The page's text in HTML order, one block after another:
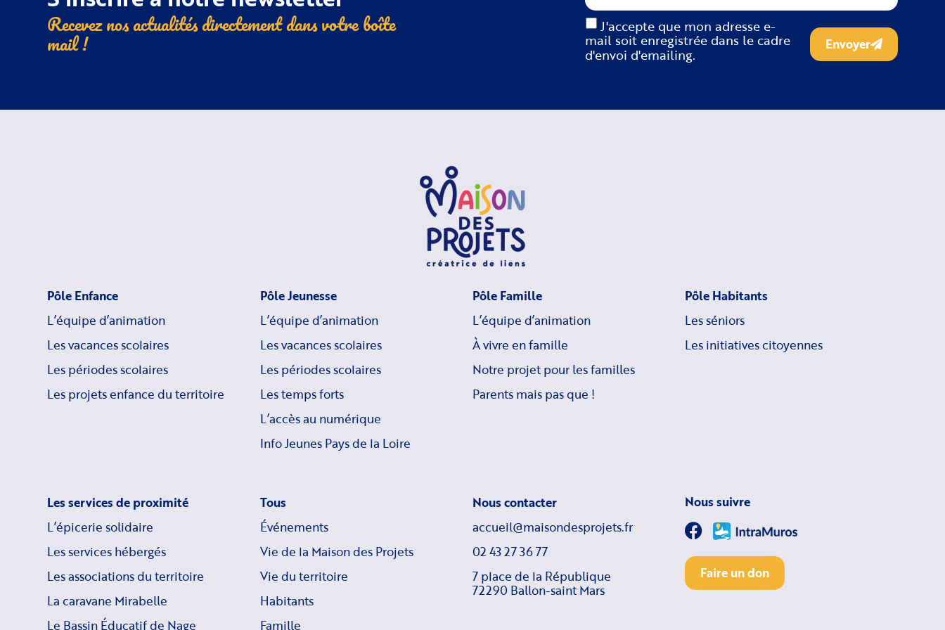
Recevez nos actualités directement dans votre boîte
mail !
J'accepte que mon adresse e-
mail soit enregistrée dans le cadre
d'envoi d'emailing.
Envoyer
Pôle Enfance
L’équipe d’animation
Les vacances scolaires
Les périodes scolaires
Les projets enfance du territoire
Pôle Jeunesse
L’équipe d’animation
Les vacances scolaires
Les périodes scolaires
Les temps forts
L’accès au numérique
Info Jeunes Pays de la Loire
Pôle Famille
L’équipe d’animation
À vivre en famille
Notre projet pour les familles
Parents mais pas que !
Pôle Habitants
Les séniors
Les initiatives citoyennes
Les services de proximité
L’épicerie solidaire
Les services hébergés
Les associations du territoire
La caravane Mirabelle
Le Bassin Éducatif de Nage
Tous
Événements
Vie de la Maison des Projets
Vie du territoire
Habitants
Famille
Nous contacter
accueil@maisondesprojets.fr
02 43 27 36 77
7 place de la République
72290 Ballon-saint Mars
Nous suivre
Faire un don